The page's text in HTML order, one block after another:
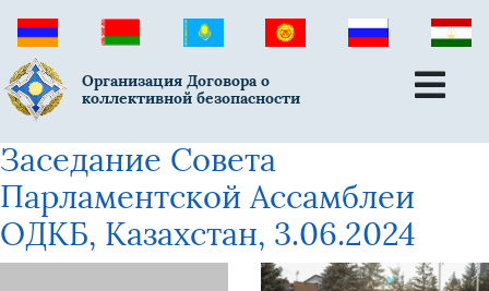
Организация Договора о
коллективной безопасности
Заседание Совета
Парламентской Ассамблеи
ОДКБ, Казахстан, 3.06.2024